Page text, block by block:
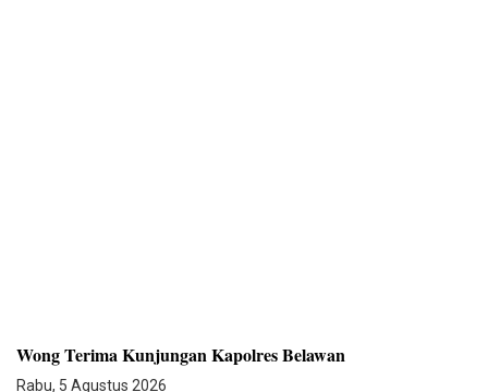
Wong Terima Kunjungan Kapolres Belawan
Rabu, 5 Agustus 2026